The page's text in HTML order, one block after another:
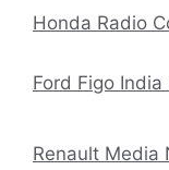
Honda Radio
Ford Figo
Renault Media